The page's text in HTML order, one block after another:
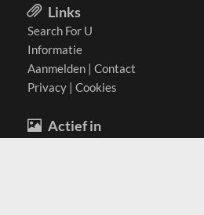
Links
Search For U
Informatie
Aanmelden | Contact
Privacy | Cookies
Actief in